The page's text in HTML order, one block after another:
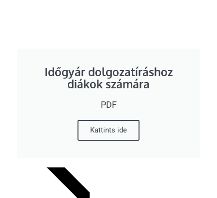
Időgyár dolgozatíráshoz
diákok számára
PDF
Kattints ide
LETÖLTÉS